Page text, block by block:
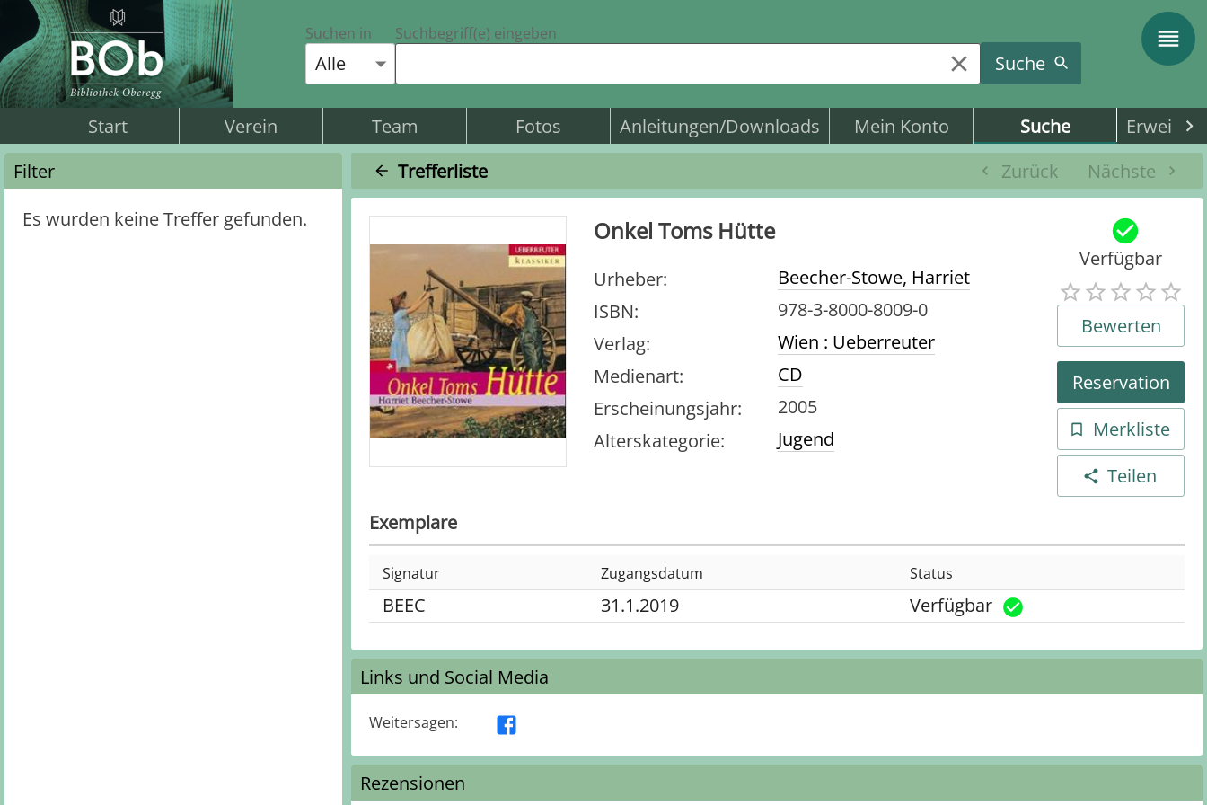
Suchen in
Alle
Suchbegriff(e) eingeben
Suche
Start Verein Team Fotos Anleitungen/Downloads Mein Konto Suche
Filter
Es wurden keine Treffer gefunden.
Trefferliste Zurück Nächste
Onkel Toms Hütte
Urheber:
Beecher-Stowe, Harriet
ISBN:
978-3-8000-8009-0
Verlag:
Wien : Ueberreuter
Medienart:
CD
Erscheinungsjahr:
2005
Alterskategorie: Jugend
Verfügbar
Bewerten
Reservation
Merkliste
Teilen
Exemplare
Signatur Zugangsdatum Status
BEEC 31.1.2019 Verfügbar
Links und Social Media
Weitersagen:
Rezensionen